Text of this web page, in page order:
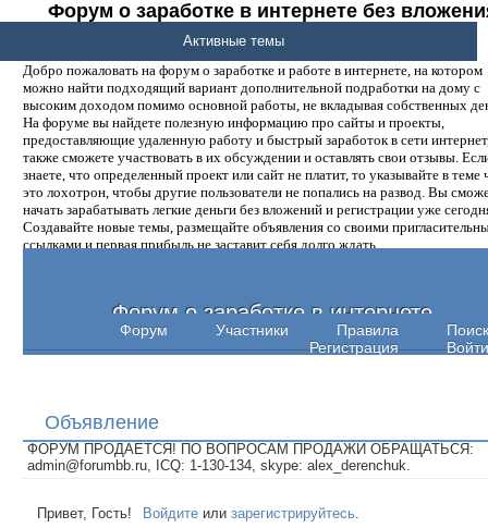
Форум о заработке в интернете без
денег.
Добро пожаловать на форум о заработке и работе в интернете, на котором
можно найти подходящий вариант дополнительной подработки на дому с
высоким доходом помимо основной работы, не вкладывая собственных
На форуме вы найдете полезную информацию про сайты и проекты,
предоставляющие удаленную работу и быстрый заработок в сети
также сможете участвовать в их обсуждении и оставлять свои отзывы.
знаете, что определенный проект или сайт не платит, то указывайте в теме
это лохотрон, чтобы другие пользователи не попались на развод. Вы
начать зарабатывать легкие деньги без вложений и регистрации уже
Создавайте новые темы, размещайте объявления со своими
ссылками и первая прибыль не заставит себя долго ждать.
Форум о заработке в интернете
Форум Участники Правила
Поиск
Регистрация
Войти
Активные темы
Объявление
ФОРУМ ПРОДАЕТСЯ! ПО ВОПРОСАМ ПРОДАЖИ ОБРАЩАТЬСЯ:
admin@forumbb.ru, ICQ: 1-130-134, skype: alex_derenchuk.
Привет, Гость! Войдите илизарегистрируйтесь